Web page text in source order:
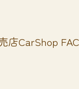
店CarShop